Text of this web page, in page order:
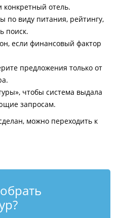
конкретный отель.
по виду питания, рейтингу,
поиск.
если финансовый фактор
предложения только от
чтобы система выдала
запросам.
можно переходить к